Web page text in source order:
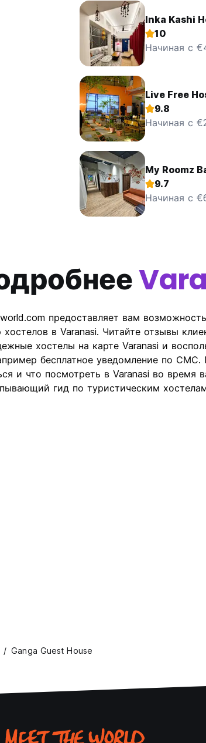
Inka Kashi
10
Начиная с
Live Free
9.8
Начиная с
My Roomz
9.7
Начиная с
предоставляет вам
хостелов в Varanasi. Читайте отзывы
хостелы на карте Varanasi и
бесплатное уведомление по
и что посмотреть в Varanasi во время
гид по туристическим
Ganga Guest House